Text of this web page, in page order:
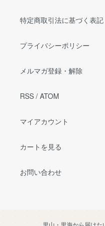
特定商取引法に基づく表記
プライバシーポリシー
メルマガ登録・解除
RSS / ATOM
マイアカウント
カートを見る
お問い合わせ
里山・里海から届け